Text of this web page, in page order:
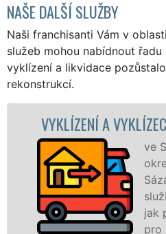
NAŠE DALŠÍ SLUŽBY
Naši franchisanti Vám v
služeb mohou nabídnout
vyklízení a likvidace
rekonstrukcí.
PRÁCE SVRATKA
ve Svratce a celém
okrese Žďár nad
Sázavou zajišťujeme
služby vyklízení, a to
jak pro jednotlivce, tak
pro obchodní